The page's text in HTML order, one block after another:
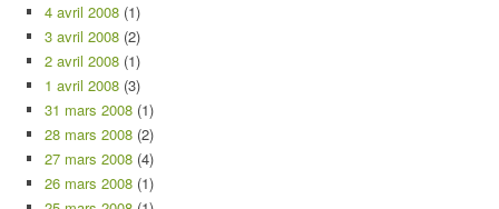
4 avril 2008 (1)
3 avril 2008 (2)
2 avril 2008 (1)
1 avril 2008 (3)
31 mars 2008 (1)
28 mars 2008 (2)
27 mars 2008 (4)
26 mars 2008 (1)